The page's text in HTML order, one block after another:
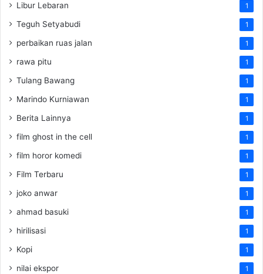
Libur Lebaran 1
Teguh Setyabudi 1
perbaikan ruas jalan 1
rawa pitu 1
Tulang Bawang 1
Marindo Kurniawan 1
Berita Lainnya 1
film ghost in the cell 1
film horor komedi 1
Film Terbaru 1
joko anwar 1
ahmad basuki 1
hirilisasi 1
Kopi 1
nilai ekspor 1